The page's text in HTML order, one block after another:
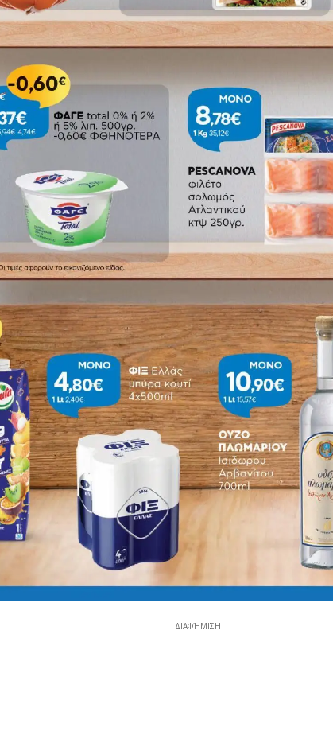
ΔΙΑΦΉΜΙΣΗ